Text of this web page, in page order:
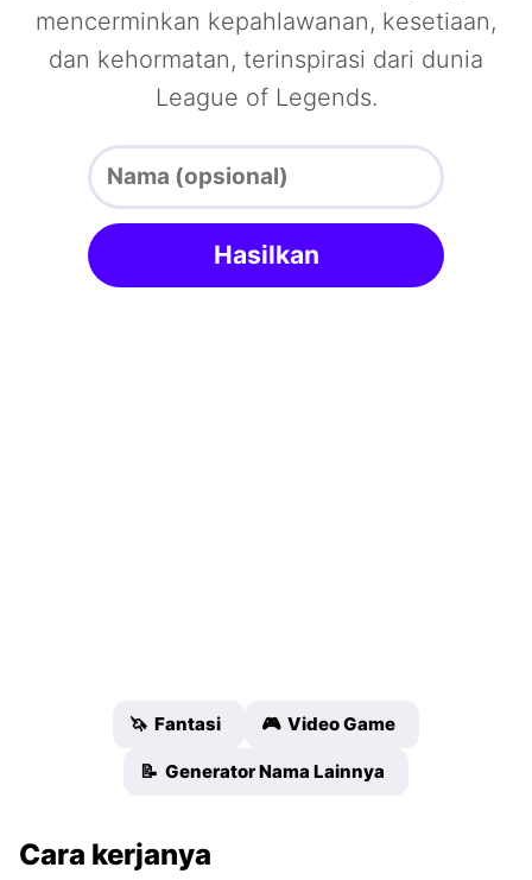
mencerminkan kepahlawanan, kesetiaan,
dan kehormatan, terinspirasi dari dunia
League of Legends.
Hasilkan
🦄 Fantasi 🎮 Video Game
📝 Generator Nama Lainnya
Cara kerjanya